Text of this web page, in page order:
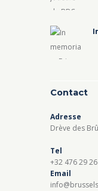
Contact
Adresse
Drève des
Tel
+32 476 29
Email